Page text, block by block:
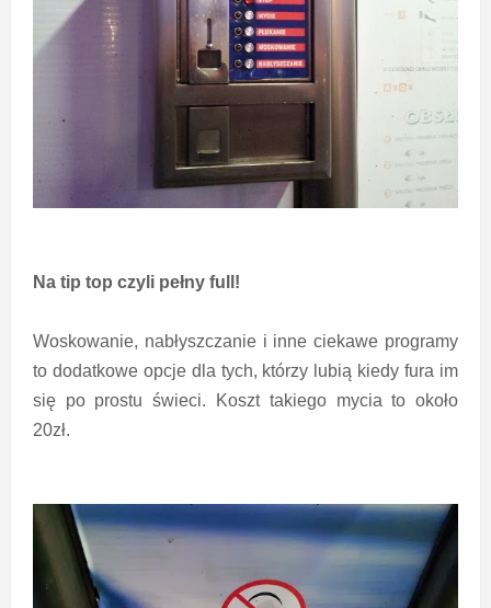
Na tip top czyli pełny full!
Woskowanie, nabłyszczanie i inne ciekawe programy
to dodatkowe opcje dla tych, którzy lubią kiedy fura im
się po prostu świeci. Koszt takiego mycia to około
20zł.